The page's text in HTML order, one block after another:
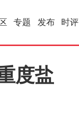
专题 发布 时评
度盐